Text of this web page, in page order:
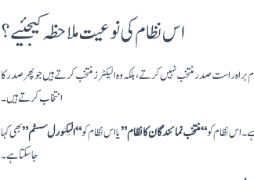
اس نظام کی نوعیت ملاحظہ کیجئیے؟
راست صدر منتخب نہیں کرتے، بلکہ وہ الیکٹرز منتخب کرتے ہیں جو پھر صدر کا
انتخاب کرتے ہیں۔
اس نظام کو“منتخب نمائندگان کا نظام”یا اس نظام کو“الیکٹورل سسٹم”بھی کہا
جا سکتا ہے۔